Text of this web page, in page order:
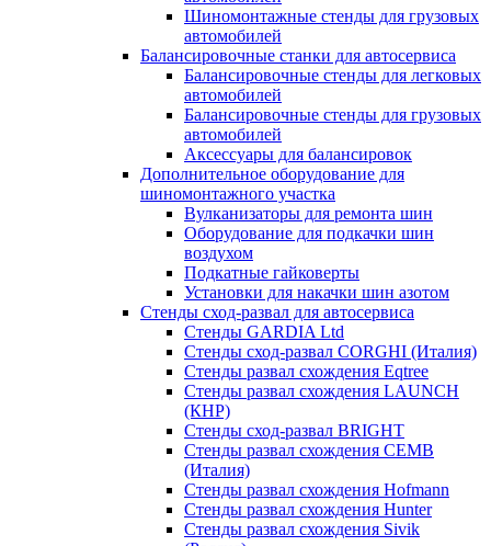
Шиномонтажные стенды для грузовых
автомобилей
Балансировочные станки для автосервиса
Балансировочные стенды для легковых
автомобилей
Балансировочные стенды для грузовых
автомобилей
Аксессуары для балансировок
Дополнительное оборудование для
шиномонтажного участка
Вулканизаторы для ремонта шин
Оборудование для подкачки шин
воздухом
Подкатные гайковерты
Установки для накачки шин азотом
Стенды сход-развал для автосервиса
Стенды GARDIA Ltd
Стенды сход-развал CORGHI (Италия)
Стенды развал схождения Eqtree
Стенды развал схождения LAUNCH
(КНР)
Стенды сход-развал BRIGHT
Стенды развал схождения CEMB
(Италия)
Стенды развал схождения Hofmann
Стенды развал схождения Hunter
Стенды развал схождения Sivik